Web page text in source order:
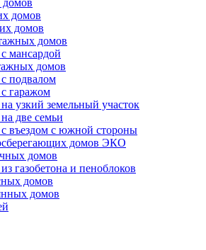
домов
домов
домов
мансардой
домов
подвалом
гаражом
узкий земельный участок
две семьи
въездом с южной стороны
домов ЭКО
домов
газобетона и пеноблоков
домов
домов